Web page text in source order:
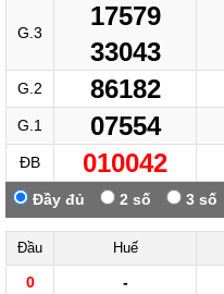
G.3
17579
33043
G.2 86182
G.1 07554
ĐB 010042
Đầy đủ 2 số 3 số
Đầu Huế
0 -